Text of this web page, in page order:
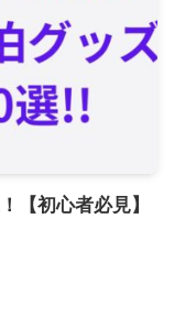
【初心者必見】